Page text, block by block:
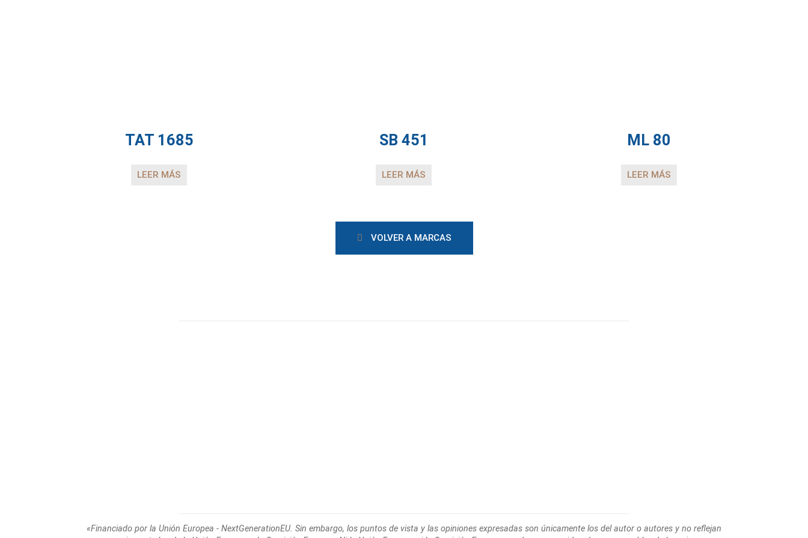
TAT 1685
LEER MÁS
SB 451
LEER MÁS
ML 80
LEER MÁS
VOLVER A MARCAS
«Financiado por la Unión Europea - NextGenerationEU. Sin embargo, los puntos de vista y las opiniones expresadas son únicamente los del autor o autores y no reflejan